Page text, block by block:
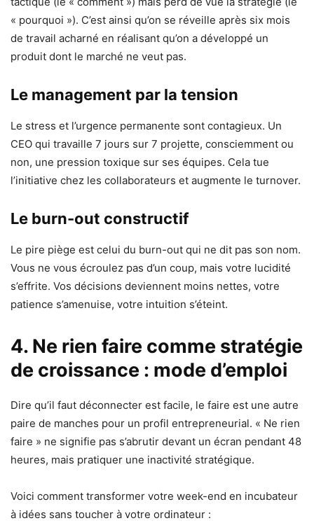
« pourquoi »). C’est ainsi qu’on se réveille après six mois
de travail acharné en réalisant qu’on a développé un
produit dont le marché ne veut pas.
Le management par la tension
Le stress et l’urgence permanente sont contagieux. Un
CEO qui travaille 7 jours sur 7 projette, consciemment ou
non, une pression toxique sur ses équipes. Cela tue
l’initiative chez les collaborateurs et augmente le turnover.
Le burn-out constructif
Le pire piège est celui du burn-out qui ne dit pas son nom.
Vous ne vous écroulez pas d’un coup, mais votre lucidité
s’effrite. Vos décisions deviennent moins nettes, votre
patience s’amenuise, votre intuition s’éteint.
4. Ne rien faire comme stratégie
de croissance : mode d’emploi
Dire qu’il faut déconnecter est facile, le faire est une autre
paire de manches pour un profil entrepreneurial. « Ne rien
faire » ne signifie pas s’abrutir devant un écran pendant 48
heures, mais pratiquer une inactivité stratégique.
Voici comment transformer votre week-end en incubateur
à idées sans toucher à votre ordinateur :